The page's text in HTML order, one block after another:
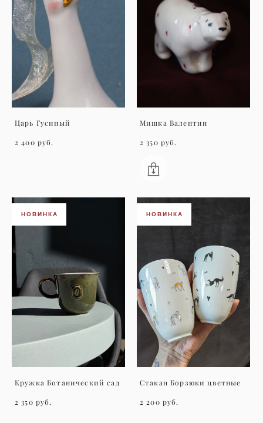
Царь Гусиный
2 400 pуб.
Мишка Валентин
2 350 pуб.
НОВИНКА
Кружка Ботанический сад
2 350 pуб.
НОВИНКА
Стакан Борзюки цветные
2 200 pуб.